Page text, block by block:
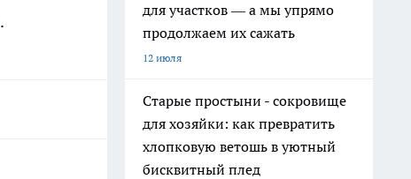
.
для участков — а мы упрямо
продолжаем их сажать
12 июля
Старые простыни - сокровище
для хозяйки: как превратить
хлопковую ветошь в уютный
бисквитный плед